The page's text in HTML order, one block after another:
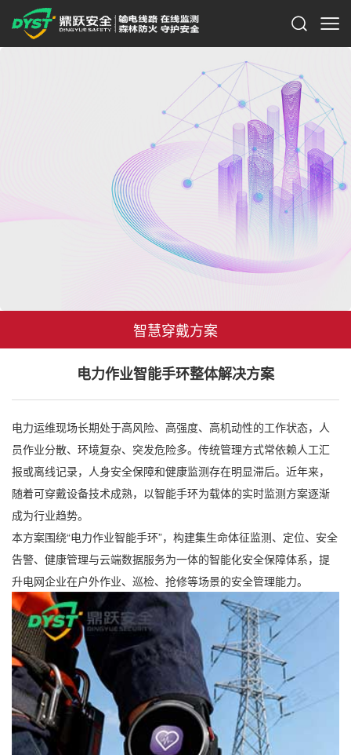
智慧穿戴方案
电力作业智能手环整体解决方案
电力运维现场长期处于高风险、高强度、高机动性的工作状态，人
员作业分散、环境复杂、突发危险多。传统管理方式常依赖人工汇
报或离线记录，人身安全保障和健康监测存在明显滞后。近年来，
随着可穿戴设备技术成熟，以智能手环为载体的实时监测方案逐渐
成为行业趋势。
本方案围绕“电力作业智能手环”，构建集生命体征监测、定位、安全
告警、健康管理与云端数据服务为一体的智能化安全保障体系，提
升电网企业在户外作业、巡检、抢修等场景的安全管理能力。